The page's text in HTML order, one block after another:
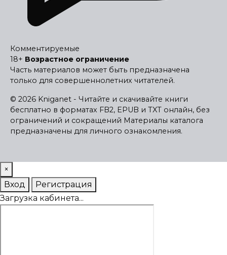
Комментируемые
18+ Возрастное ограничение
Часть материалов может быть предназначена
только для совершеннолетних читателей.
© 2026 Kniganet - Читайте и скачивайте книги
бесплатно в форматах FB2, EPUB и TXT онлайн, без
ограничений и сокращений Материалы каталога
предназначены для личного ознакомления.
×
Вход
Регистрация
Загрузка кабинета...